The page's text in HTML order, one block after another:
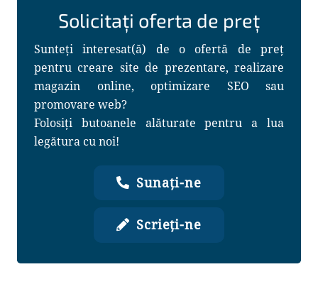
Solicitați oferta de preț
Sunteți interesat(ă) de o ofertă de preț
pentru creare site de prezentare, realizare
magazin online, optimizare SEO sau
promovare web?
Folosiți butoanele alăturate pentru a lua
legătura cu noi!
Sunați-ne
Scrieți-ne